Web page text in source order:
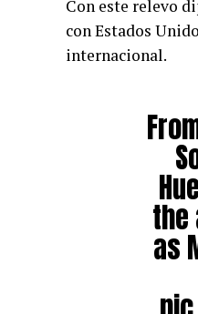
Con este relevo
con Estados
internacional.
the
as